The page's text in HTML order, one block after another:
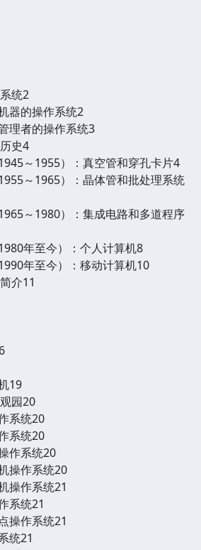
统2
器的操作系统2
理者的操作系统3
史4
～1955）：真空管和穿孔卡片4
～1965）：晶体管和批处理系统
～1980）：集成电路和多道程序
年至今）：个人计算机8
年至今）：移动计算机10
介11
19
园20
系统20
系统20
作系统20
操作系统20
操作系统21
系统21
操作系统21
统21